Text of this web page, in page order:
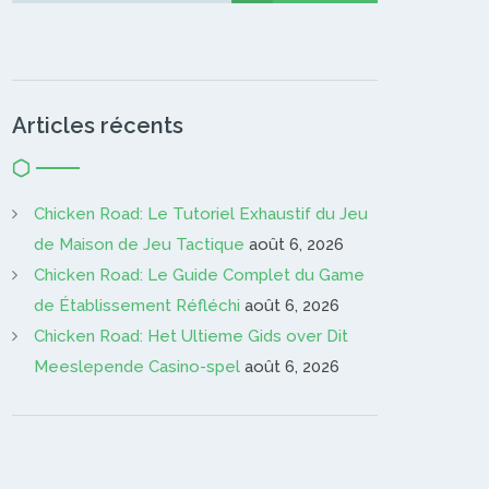
Articles récents
Chicken Road: Le Tutoriel Exhaustif du Jeu
de Maison de Jeu Tactique août 6, 2026
Chicken Road: Le Guide Complet du Game
de Établissement Réfléchi août 6, 2026
Chicken Road: Het Ultieme Gids over Dit
Meeslepende Casino-spel août 6, 2026